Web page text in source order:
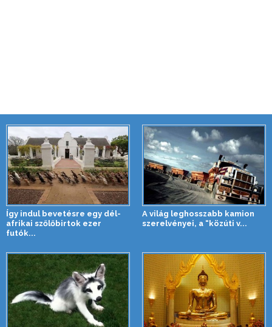
Így indul bevetésre egy dél-
afrikai szőlőbirtok ezer
futók...
A világ leghosszabb kamion
szerelvényei, a “közúti v...